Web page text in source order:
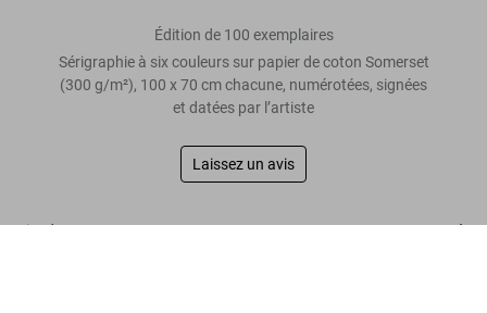
Édition de 100 exemplaires
Sérigraphie à six couleurs sur papier de coton Somerset
(300 g/m²), 100 x 70 cm chacune, numérotées, signées
et datées par l’artiste
Laissez un avis
Lire davantage